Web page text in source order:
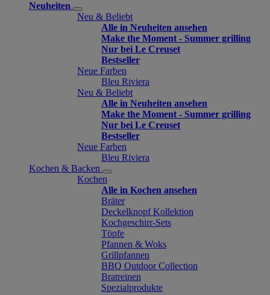
Neuheiten
Neu & Beliebt
Alle in Neuheiten ansehen
Make the Moment - Summer grilling
Nur bei Le Creuset
Bestseller
Neue Farben
Bleu Riviera
Neu & Beliebt
Alle in Neuheiten ansehen
Make the Moment - Summer grilling
Nur bei Le Creuset
Bestseller
Neue Farben
Bleu Riviera
Kochen & Backen
Kochen
Alle in Kochen ansehen
Bräter
Deckelknopf Kollektion
Kochgeschirr-Sets
Töpfe
Pfannen & Woks
Grillpfannen
BBQ Outdoor Collection
Bratreinen
Spezialprodukte